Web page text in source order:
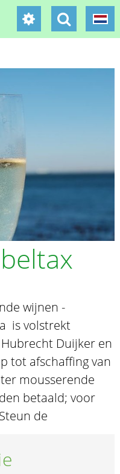
wijnen -
 is volstrekt
Duijker en
tot afschaffing van
mousserende
betaald; voor
de